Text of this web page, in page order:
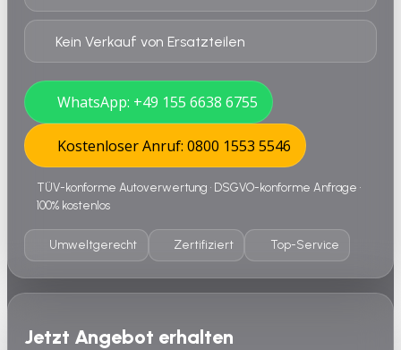
Kein Verkauf von Ersatzteilen
WhatsApp: +49 155 6638 6755
Kostenloser Anruf: 0800 1553 5546
TÜV-konforme Autoverwertung • DSGVO-konforme Anfrage •
100% kostenlos
Umweltgerecht Zertifiziert Top-Service
Jetzt Angebot erhalten